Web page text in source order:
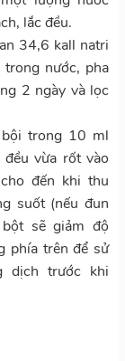
lắc đều.
34,6 kall natri
nước, pha
2 ngày và lọc
trong 10 ml
vừa rốt vào
đến khi thu
suốt (nếu đun
sẽ giảm độ
phía trên để sử
dịch trước khi